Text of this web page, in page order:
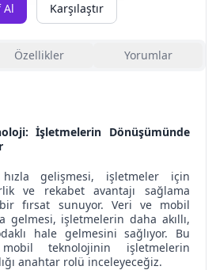
Al Karşılaştır
Özellikler Yorumlar
İşletmelerin Dönüşümünde
gelişmesi, işletmeler için
ve rekabet avantajı sağlama
fırsat sunuyor. Veri ve mobil
gelmesi, işletmelerin daha akıllı,
hale gelmesini sağlıyor. Bu
teknolojinin işletmelerin
anahtar rolü inceleyeceğiz.